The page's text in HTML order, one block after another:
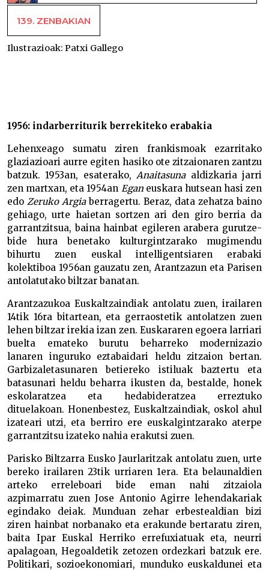
139. ZENBAKIAN
Ilustrazioak: Patxi Gallego
1956: indarberriturik berrekiteko erabakia
Lehenxeago sumatu ziren frankismoak ezarritako
glaziazioari aurre egiten hasiko ote zitzaionaren zantzu
batzuk. 1953an, esaterako,Anaitasunaaldizkaria jarri
zen martxan, eta 1954an Eganeuskara hutsean hasi zen
edo Zeruko Argiaberragertu. Beraz, data zehatza baino
gehiago, urte haietan sortzen ari den giro berria da
garrantzitsua, baina hainbat egileren arabera gurutze-
bide hura benetako kulturgintzarako mugimendu
bihurtu zuen euskal intelligentsiaren erabaki
kolektiboa 1956an gauzatu zen, Arantzazun eta Parisen
antolatutako biltzar banatan.
Arantzazukoa Euskaltzaindiak antolatu zuen, irailaren
14tik 16ra bitartean, eta gerraostetik antolatzen zuen
lehen biltzar irekia izan zen. Euskararen egoera larriari
buelta emateko burutu beharreko modernizazio
lanaren inguruko eztabaidari heldu zitzaion bertan.
Garbizaletasunaren betiereko istiluak baztertu eta
batasunari heldu beharra ikusten da, bestalde, honek
eskolaratzea eta hedabideratzea erreztuko
dituelakoan. Honenbestez, Euskaltzaindiak, oskol ahul
izateari utzi, eta berriro ere euskalgintzarako aterpe
garrantzitsu izateko nahia erakutsi zuen.
Parisko Biltzarra Eusko Jaurlaritzak antolatu zuen, urte
bereko irailaren 23tik urriaren 1era. Eta belaunaldien
arteko erreleboari bide eman nahi zitzaiola
azpimarratu zuen Jose Antonio Agirre lehendakariak
egindako deiak. Munduan zehar erbestealdian bizi
ziren hainbat norbanako eta erakunde bertaratu ziren,
baita Ipar Euskal Herriko errefuxiatuak eta, neurri
apalagoan, Hegoaldetik zetozen ordezkari batzuk ere.
Politikari, sozioekonomiari, munduko euskaldunei eta